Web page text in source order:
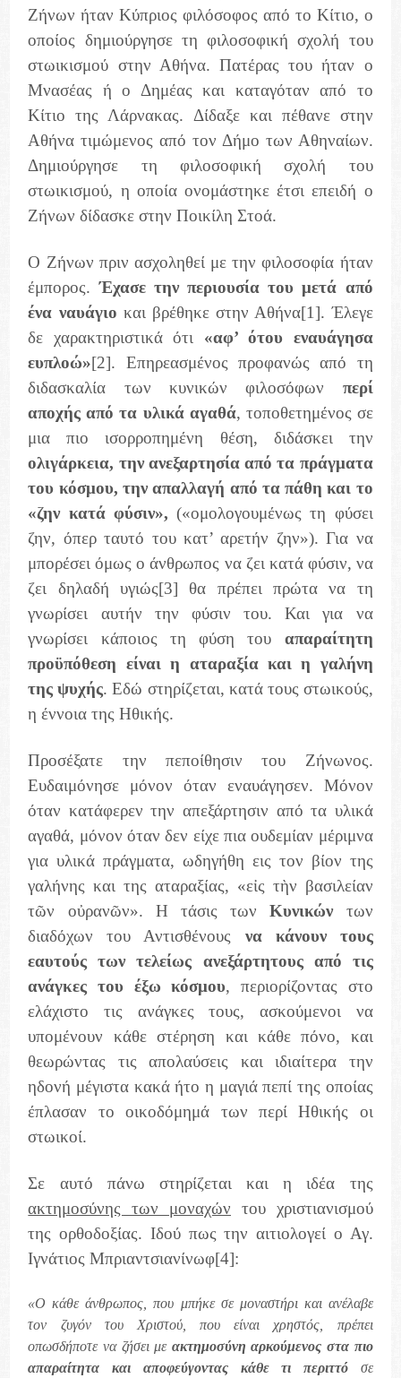
Ζήνων ήταν Κύπριος φιλόσοφος από το Κίτιο, ο
οποίος δημιούργησε τη φιλοσοφική σχολή του
στωικισμού στην Αθήνα. Πατέρας του ήταν ο
Μνασέας ή ο Δημέας και καταγόταν από το
Κίτιο της Λάρνακας. Δίδαξε και πέθανε στην
Αθήνα τιμώμενος από τον Δήμο των Αθηναίων.
Δημιούργησε τη φιλοσοφική σχολή του
στωικισμού, η οποία ονομάστηκε έτσι επειδή ο
Ζήνων δίδασκε στην Ποικίλη Στοά.
Ο Ζήνων πριν ασχοληθεί με την φιλοσοφία ήταν
έμπορος.Έχασε την περιουσία του μετά από
ένα ναυάγιο και βρέθηκε στην Αθήνα[1]. Έλεγε
δε χαρακτηριστικά ότι «αφ’ ότου εναυάγησα
ευπλοώ»[2]. Επηρεασμένος προφανώς από τη
διδασκαλία των κυνικών φιλοσόφων περί
αποχής από τα υλικά αγαθά, τοποθετημένος σε
μια πιο ισορροπημένη θέση, διδάσκει την
ολιγάρκεια, την ανεξαρτησία από τα πράγματα
του κόσμου, την απαλλαγή από τα πάθη και το
«ζην κατά φύσιν», («ομολογουμένως τη φύσει
ζην, όπερ ταυτό του κατ’ αρετήν ζην»). Για να
μπορέσει όμως ο άνθρωπος να ζει κατά φύσιν, να
ζει δηλαδή υγιώς[3] θα πρέπει πρώτα να τη
γνωρίσει αυτήν την φύσιν του. Και για να
γνωρίσει κάποιος τη φύση του απαραίτητη
προϋπόθεση είναι η αταραξία και η γαλήνη
της ψυχής. Εδώ στηρίζεται, κατά τους στωικούς,
η έννοια της Ηθικής.
Προσέξατε την πεποίθησιν του Ζήνωνος.
Ευδαιμόνησε μόνον όταν εναυάγησεν. Μόνον
όταν κατάφερεν την απεξάρτησιν από τα υλικά
αγαθά, μόνον όταν δεν είχε πια ουδεμίαν μέριμνα
για υλικά πράγματα, ωδηγήθη εις τον βίον της
γαλήνης και της αταραξίας, «εἰς τὴν βασιλείαν
τῶν οὐρανῶν». Η τάσις τωνΚυνικώντων
διαδόχων του Αντισθένους να κάνουν τους
εαυτούς των τελείως ανεξάρτητους από τις
ανάγκες του έξω κόσμου, περιορίζοντας στο
ελάχιστο τις ανάγκες τους, ασκούμενοι να
υπομένουν κάθε στέρηση και κάθε πόνο, και
θεωρώντας τις απολαύσεις και ιδιαίτερα την
ηδονή μέγιστα κακά ήτο η μαγιά πεπί της οποίας
έπλασαν το οικοδόμημά των περί Ηθικής οι
στωικοί.
Σε αυτό πάνω στηρίζεται και η ιδέα της
ακτημοσύνης των μοναχών του χριστιανισμού
της ορθοδοξίας. Ιδού πως την αιτιολογεί ο Αγ.
Ιγνάτιος Μπριαντσιανίνωφ[4]:
«Ο κάθε άνθρωπος, που μπήκε σε μοναστήρι και ανέλαβε
τον ζυγόν του Χριστού, που είναι χρηστός, πρέπει
οπωσδήποτε να ζήσει με ακτημοσύνη αρκούμενος στα πιο
απαραίτητα και αποφεύγοντας κάθε τι περιττόσε